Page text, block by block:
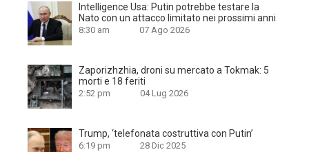
Intelligence Usa: Putin potrebbe testare la
Nato con un attacco limitato nei prossimi anni
8:30 am 07 Ago 2026
Zaporizhzhia, droni su mercato a Tokmak: 5
morti e 18 feriti
2:52 pm 04 Lug 2026
Trump, ‘telefonata costruttiva con Putin’
6:19 pm 28 Dic 2025